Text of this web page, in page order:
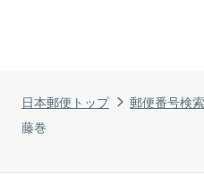
日本郵便トップ 郵便番号検索
藤巻